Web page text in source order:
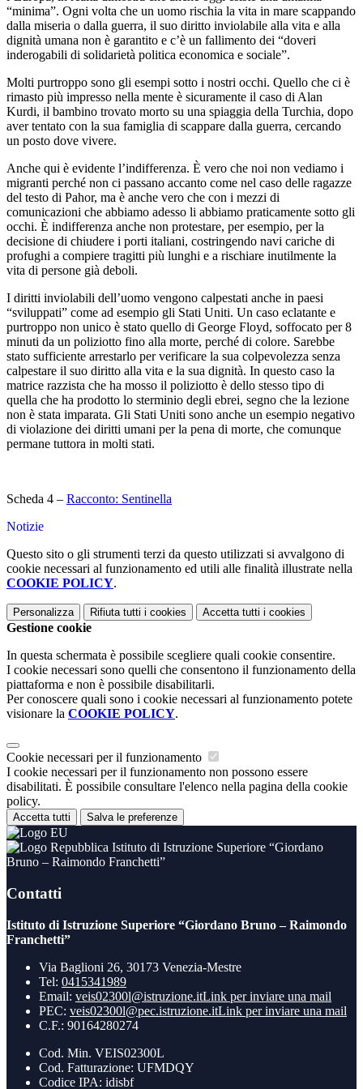
“minima”. Ogni volta che un uomo rischia la vita in mare scappando
dalla miseria o dalla guerra, il suo diritto inviolabile alla vita e alla
dignità umana non è garantito e c’è un fallimento dei “doveri
inderogabili di solidarietà politica economica e sociale”.
Molti purtroppo sono gli esempi sotto i nostri occhi. Quello che ci è
rimasto più impresso nella mente è sicuramente il caso di Alan
Kurdi, il bambino trovato morto su una spiaggia della Turchia, dopo
aver tentato con la sua famiglia di scappare dalla guerra, cercando
un posto dove vivere.
Anche qui è evidente l’indifferenza. È vero che noi non vediamo i
migranti perché non ci passano accanto come nel caso delle ragazze
del testo di Pahor, ma è anche vero che con i mezzi di
comunicazioni che abbiamo adesso li abbiamo praticamente sotto gli
occhi. È indifferenza anche non protestare, per esempio, per la
decisione di chiudere i porti italiani, costringendo navi cariche di
profughi a compiere tragitti più lunghi e a rischiare inutilmente la
vita di persone già deboli.
I diritti inviolabili dell’uomo vengono calpestati anche in paesi
“sviluppati” come ad esempio gli Stati Uniti. Un caso eclatante e
purtroppo non unico è stato quello di George Floyd, soffocato per 8
minuti da un poliziotto fino alla morte, perché di colore. Sarebbe
stato sufficiente arrestarlo per verificare la sua colpevolezza senza
calpestare il suo diritto alla vita e la sua dignità. In questo caso la
matrice razzista che ha mosso il poliziotto è dello stesso tipo di
quella che ha prodotto lo sterminio degli ebrei, segno che la lezione
non è stata imparata. Gli Stati Uniti sono anche un esempio negativo
di violazione dei diritti umani per la pena di morte, che comunque
permane tuttora in molti stati.
Scheda 4 – Racconto: Sentinella
Notizie
Questo sito o gli strumenti terzi da questo utilizzati si avvalgono di
cookie necessari al funzionamento ed utili alle finalità illustrate nella
COOKIE POLICY.
Personalizza Rifiuta tutti i cookies Accetta tutti i cookies
Gestione cookie
In questa schermata è possibile scegliere quali cookie consentire.
I cookie necessari sono quelli che consentono il funzionamento della
piattaforma e non è possibile disabilitarli.
Per conoscere quali sono i cookie necessari al funzionamento potete
visionare la COOKIE POLICY.
Cookie necessari per il funzionamento
I cookie necessari per il funzionamento non possono essere
disabilitati. È possibile consultare l'elenco nella pagina della cookie
policy.
Accetta tutti Salva le preferenze
Istituto di Istruzione Superiore “Giordano
Bruno – Raimondo Franchetti”
Contatti
Istituto di Istruzione Superiore “Giordano Bruno – Raimondo
Franchetti”
Via Baglioni 26, 30173 Venezia-Mestre
Tel: 0415341989
Email: veis02300l@istruzione.itLink per inviare una mail
PEC: veis02300l@pec.istruzione.itLink per inviare una mail
C.F.: 90164280274
Cod. Min. VEIS02300L
Cod. Fatturazione: UFMDQY
Codice IPA: idisbf